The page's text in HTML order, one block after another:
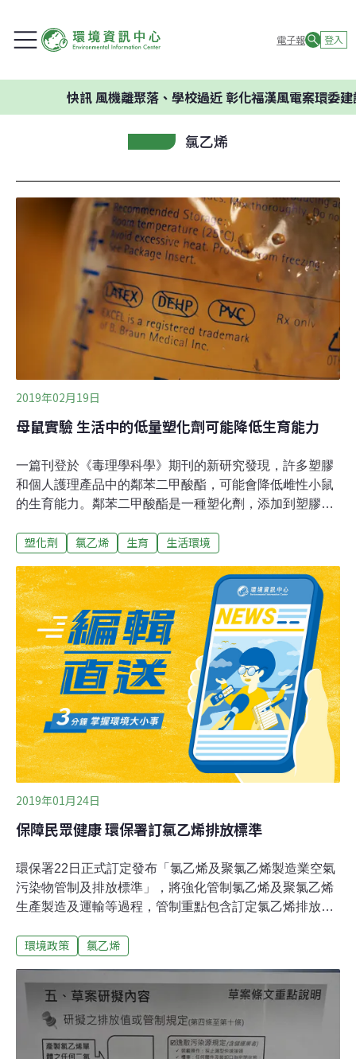
電子報 登入
風機離聚落、學校過近 彰化福漢風電案環委建議不應
氯乙烯
2019年02月19日
母鼠實驗 生活中的低量塑化劑可能降低生育能力
一篇刊登於《毒理學科學》期刊的新研究發現，許多塑膠
和個人護理產品中的鄰苯二甲酸酯，可能會降低雌性小鼠
的生育能力。鄰苯二甲酸酯是一種塑化劑，添加到塑膠中
軟化聚氯乙烯（PVC）。美國伊利諾大學的研究人員發
天就會破壞其生殖週期，降低接下來9個月的懷孕能力。
「DiNP」的正式名稱為鄰苯二甲酸二異壬酯，用於軟化乙
烯基。越來越多研究顯示，鄰苯二甲酸酯與囓齒類動物的
各種生殖異常和其他健康問題有關。鄰苯二甲酸鹽存在於
許多類型的消費品中，例如食品和飲料包裝、乙烯基地
板、醫療器械和化妝品。
塑化劑 氯乙烯 生育 生活環境
2019年01月24日
保障民眾健康 環保署訂氯乙烯排放標準
環保署22日正式訂定發布「氯乙烯及聚氯乙烯製造業空氣
污染物管制及排放標準」，將強化管制氯乙烯及聚氯乙烯
生產製造及運輸等過程，管制重點包含訂定氯乙烯排放管
淨檢測值不得大於1000ppm，降低其對環境的衝擊。氯乙
此標準會給予業者合理改善時間，除部分需耗時執行改善
工程給予1至3年內的改善期限，其餘規定皆於發布日生效
實施。
環境政策 氯乙烯